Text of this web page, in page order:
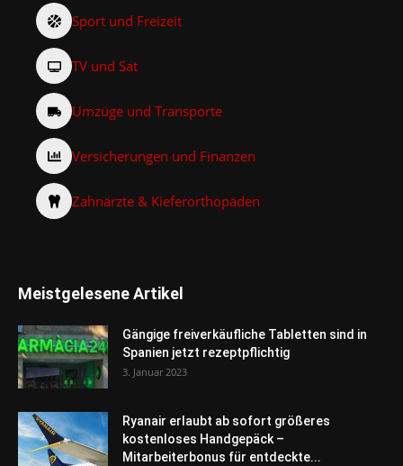
Sport und Freizeit
TV und Sat
Umzüge und Transporte
Versicherungen und Finanzen
Zahnärzte & Kieferorthopäden
Meistgelesene Artikel
Gängige freiverkäufliche Tabletten sind in
Spanien jetzt rezeptpflichtig
3. Januar 2023
Ryanair erlaubt ab sofort größeres
kostenloses Handgepäck –
Mitarbeiterbonus für entdeckte...